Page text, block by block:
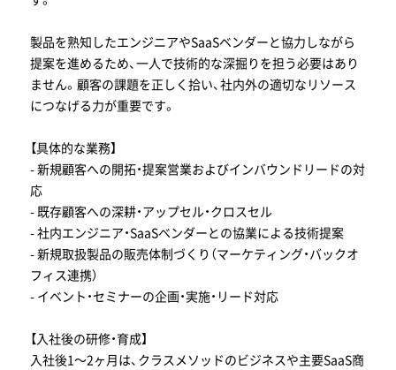
製品を熟知したエンジニアやSaaSベンダーと協力しながら
提案を進めるため、一人で技術的な深掘りを担う必要はあり
ません。顧客の課題を正しく拾い、社内外の適切なリソース
につなげる力が重要です。
【具体的な業務】
- 新規顧客への開拓・提案営業およびインバウンドリードの対
応
- 既存顧客への深耕・アップセル・クロスセル
- 社内エンジニア・SaaSベンダーとの協業による技術提案
- 新規取扱製品の販売体制づくり（マーケティング・バックオ
フィス連携）
- イベント・セミナーの企画・実施・リード対応
【入社後の研修・育成】
入社後1〜2ヶ月は、クラスメソッドのビジネスや主要SaaS商